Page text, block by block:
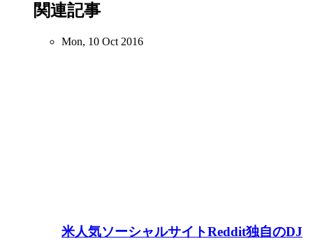
関連記事
Mon, 10 Oct 2016
米人気ソーシャルサイトReddit独自のDJ